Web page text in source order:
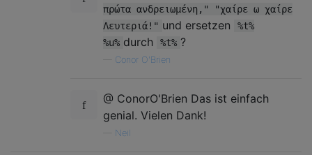
πρώτα ανδρειωμένη," "χαίρε ω χαίρε
Λευτεριά!" und ersetzen
%t%
%u% durch %t% ?
Conor O'Brien
@ ConorO'Brien Das ist einfach
genial. Vielen Dank!
Neil